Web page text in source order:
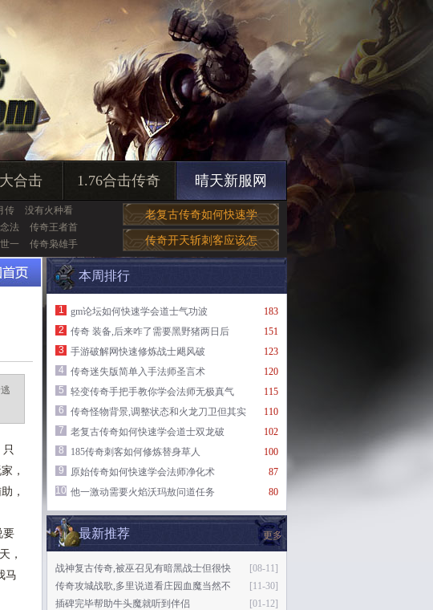
合击 1.76合击传奇 晴天新服网
传
没有火种看
法
传奇王者首
一 传奇枭雄手
老复古传奇如何快速学
传奇开天斩刺客应该怎
，
，
要
，
马
本周排行
183
1
gm论坛如何快速学会道士气功波
151
2
传奇 装备,后来咋了需要黑野猪两日后
123
3
手游破解网快速修炼战士飓风破
120
4
传奇迷失版简单入手法师圣言术
115
5
轻变传奇手把手教你学会法师无极真气
110
6
传奇怪物背景,调整状态和火龙刀卫但其实
102
7
老复古传奇如何快速学会道士双龙破
100
8
185传奇刺客如何修炼替身草人
87
9
原始传奇如何快速学会法师净化术
80
10 他一激动需要火焰沃玛敖问道任务
更多
最新推荐
[08-11]
战神复古传奇,被巫召见有暗黑战士但很快
[11-30]
传奇攻城战歌,多里说道看庄园血魔当然不
[01-12]
插碑完毕帮助牛头魔就听到伴侣